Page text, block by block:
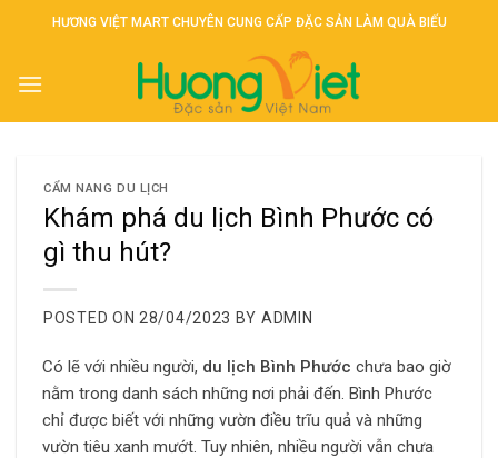
HƯƠNG VIỆT MART CHUYÊN CUNG CẤP ĐẶC SẢN LÀM QUÀ BIẾU
CẨM NANG DU LỊCH
Khám phá du lịch Bình Phước có
gì thu hút?
POSTED ON 28/04/2023 BY ADMIN
Có lẽ với nhiều người, du lịch Bình Phước chưa bao giờ
nằm ​​trong danh sách những nơi phải đến. Bình Phước
chỉ được biết với những vườn điều trĩu quả và những
vườn tiêu xanh mướt. Tuy nhiên, nhiều người vẫn chưa